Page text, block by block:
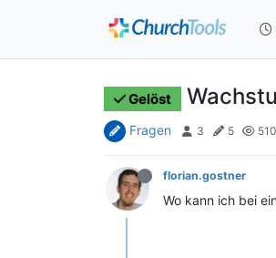
Gelöst
Fragen 3 5 510
florian.gostner
Wo kann ich bei